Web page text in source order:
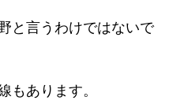
と言うわけではないで
もあります。